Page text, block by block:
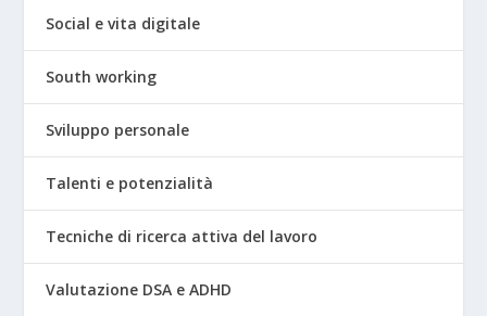
Social e vita digitale
South working
Sviluppo personale
Talenti e potenzialità
Tecniche di ricerca attiva del lavoro
Valutazione DSA e ADHD